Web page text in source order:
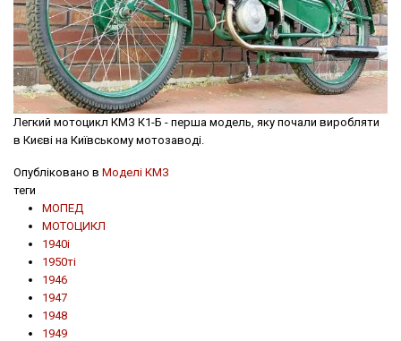
Легкий мотоцикл КМЗ К1-Б - перша модель, яку почали виробляти
в Києві на Київському мотозаводі.
Опубліковано в Моделі КМЗ
теги
МОПЕД
МОТОЦИКЛ
1940і
1950ті
1946
1947
1948
1949